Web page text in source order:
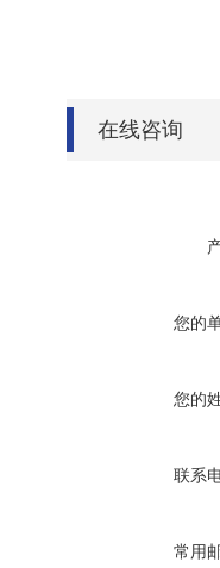
在线咨询
您的
您的
联系
常用